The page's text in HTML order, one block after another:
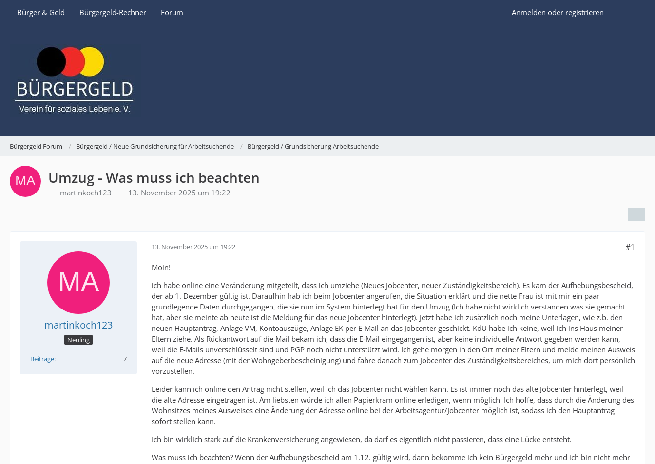
Bürger & Geld Bürgergeld-Rechner Forum Anmelden oder registrieren
Bürgergeld Forum Bürgergeld / Neue Grundsicherung für Arbeitsuchende Bürgergeld / Grundsicherung Arbeitsuchende
Umzug - Was muss ich beachten
martinkoch123 13. November 2025 um 19:22
martinkoch123
Neuling
Beiträge 7
13. November 2025 um 19:22 #1
Moin!
ich habe online eine Veränderung mitgeteilt, dass ich umziehe (Neues Jobcenter, neuer Zuständigkeitsbereich). Es kam der Aufhebungsbescheid,
der ab 1. Dezember gültig ist. Daraufhin hab ich beim Jobcenter angerufen, die Situation erklärt und die nette Frau ist mit mir ein paar
grundlegende Daten durchgegangen, die sie nun im System hinterlegt hat für den Umzug (Ich habe nicht wirklich verstanden was sie gemacht
hat, aber sie meinte ab heute ist die Meldung für das neue Jobcenter hinterlegt). Jetzt habe ich zusätzlich noch meine Unterlagen, wie z.b. den
neuen Hauptantrag, Anlage VM, Kontoauszüge, Anlage EK per E-Mail an das Jobcenter geschickt. KdU habe ich keine, weil ich ins Haus meiner
Eltern ziehe. Als Rückantwort auf die Mail bekam ich, dass die E-Mail eingegangen ist, aber keine individuelle Antwort gegeben werden kann,
weil die E-Mails unverschlüsselt sind und PGP noch nicht unterstützt wird. Ich gehe morgen in den Ort meiner Eltern und melde meinen Ausweis
auf die neue Adresse (mit der Wohngeberbescheinigung) und fahre danach zum Jobcenter des Zuständigkeitsbereiches, um mich dort persönlich
vorzustellen.
Leider kann ich online den Antrag nicht stellen, weil ich das Jobcenter nicht wählen kann. Es ist immer noch das alte Jobcenter hinterlegt, weil
die alte Adresse eingetragen ist. Am liebsten würde ich allen Papierkram online erledigen, wenn möglich. Ich hoffe, dass durch die Änderung des
Wohnsitzes meines Ausweises eine Änderung der Adresse online bei der Arbeitsagentur/Jobcenter möglich ist, sodass ich den Hauptantrag
sofort stellen kann.
Ich bin wirklich stark auf die Krankenversicherung angewiesen, da darf es eigentlich nicht passieren, dass eine Lücke entsteht.
Was muss ich beachten? Wenn der Aufhebungsbescheid am 1.12. gültig wird, dann bekomme ich kein Bürgergeld mehr und ich bin nicht mehr